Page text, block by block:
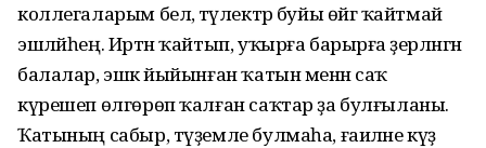
коллегаларым белә, тәүлектәр буйы өйгә ҡайтмай
эшләйһең. Иртән ҡайтып, уҡырға барырға әҙерләнгән
балалар, эшкә йыйынған ҡатын менән саҡ
күрешеп өлгөрөп ҡалған саҡтар ҙа булғыланы.
Ҡатының сабыр, түҙемле булмаһа, ғаиләне күҙ